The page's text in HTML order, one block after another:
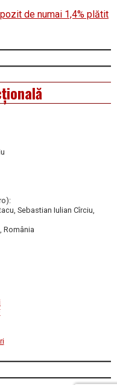
de numai 1,4% plătit
Sebastian Iulian Cîrciu,
România